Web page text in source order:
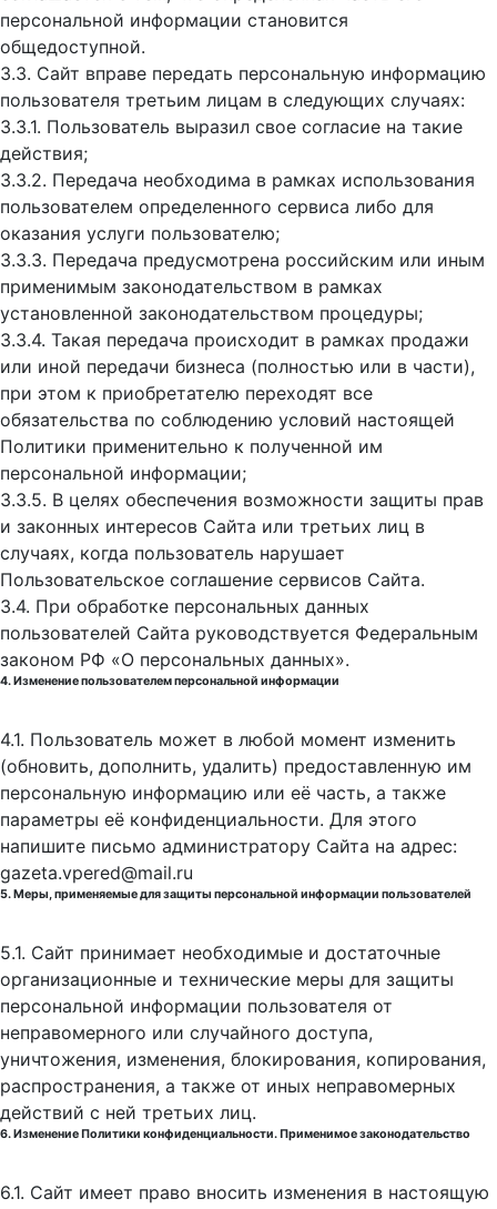
персональной информации становится
общедоступной.
3.3. Сайт вправе передать персональную информацию
пользователя третьим лицам в следующих случаях:
3.3.1. Пользователь выразил свое согласие на такие
действия;
3.3.2. Передача необходима в рамках использования
пользователем определенного сервиса либо для
оказания услуги пользователю;
3.3.3. Передача предусмотрена российским или иным
применимым законодательством в рамках
установленной законодательством процедуры;
3.3.4. Такая передача происходит в рамках продажи
или иной передачи бизнеса (полностью или в части),
при этом к приобретателю переходят все
обязательства по соблюдению условий настоящей
Политики применительно к полученной им
персональной информации;
3.3.5. В целях обеспечения возможности защиты прав
и законных интересов Сайта или третьих лиц в
случаях, когда пользователь нарушает
Пользовательское соглашение сервисов Сайта.
3.4. При обработке персональных данных
пользователей Сайта руководствуется Федеральным
законом РФ «О персональных данных».
4. Изменение пользователем персональной информации
4.1. Пользователь может в любой момент изменить
(обновить, дополнить, удалить) предоставленную им
персональную информацию или её часть, а также
параметры её конфиденциальности. Для этого
напишите письмо администратору Сайта на адрес:
gazeta.vpered@mail.ru
5. Меры, применяемые для защиты персональной информации пользователей
5.1. Сайт принимает необходимые и достаточные
организационные и технические меры для защиты
персональной информации пользователя от
неправомерного или случайного доступа,
уничтожения, изменения, блокирования, копирования,
распространения, а также от иных неправомерных
действий с ней третьих лиц.
6. Изменение Политики конфиденциальности. Применимое законодательство
6.1. Сайт имеет право вносить изменения в настоящую